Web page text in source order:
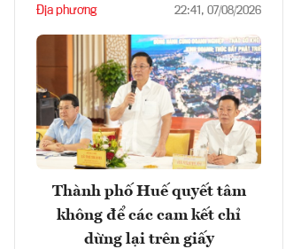
Địa phương 22:41, 07/08/2026
Thành phố Huế quyết tâm
không để các cam kết chỉ
dừng lại trên giấy